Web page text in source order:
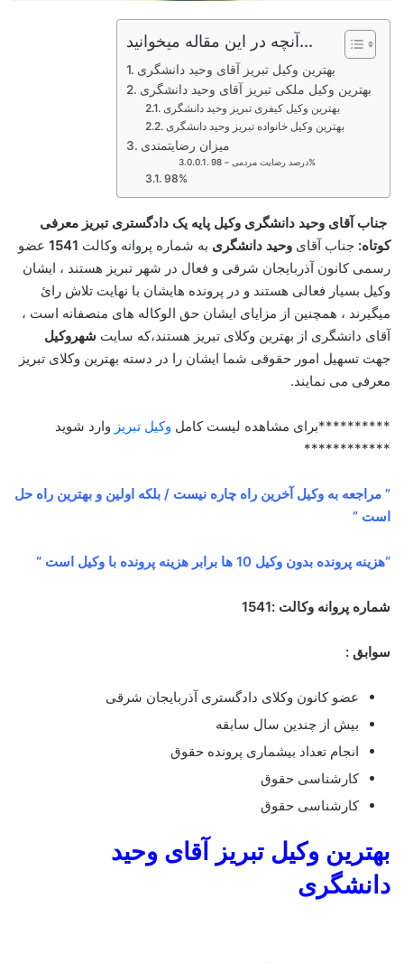
آنچه در این مقاله میخوانید...
بهترین وکیل تبریز آقای وحید دانشگری
بهترین وکیل ملکی تبریز آقای وحید دانشگری
بهترین وکیل کیفری تبریز وحید دانشگری
بهترین وکیل خانواده تبریز وحید دانشگری
میزان رضایتمندی
درصد رضایت مردمی – 98%
98%
جناب آقای وحید دانشگری وکیل پایه یک دادگستری تبریز معرفی
کوتاه: جناب آقای وحید دانشگری به شماره پروانه وکالت 1541 عضو
رسمی کانون آذربایجان شرقی و فعال در شهر تبریز هستند ، ایشان
وکیل بسیار فعالی هستند و در پرونده هایشان با نهایت تلاش رائ
میگیرند ، همچنین از مزایای ایشان حق الوکاله های منصفانه است ،
آقای دانشگری از بهترین وکلای تبریز هستند،که سایت شهروکیل
جهت تسهیل امور حقوقی شما ایشان را در دسته بهترین وکلای تبریز
معرفی می نمایند.
**********برای مشاهده لیست کامل وکیل تبریز وارد شوید
************
” مراجعه به وکیل آخرین راه چاره نیست / بلکه اولین و بهترین راه حل
است ”
“هزینه پرونده بدون وکیل 10 ها برابر هزینه پرونده با وکیل است “
شماره پروانه وکالت :1541
سوابق :
عضو کانون وکلای دادگستری آذربایجان شرقی
بیش از چندین سال سابقه
انجام تعداد بیشماری پرونده حقوق
کارشناسی حقوق
کارشناسی حقوق
بهترین وکیل تبریز آقای وحید
دانشگری